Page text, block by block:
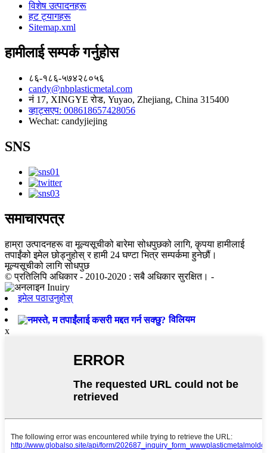
विशेष उत्पादनहरू
हट ट्यागहरू
Sitemap.xml
हामीलाई सम्पर्क गर्नुहोस
८६-१८६-५७४२८०५६
candy@nbplasticmetal.com
नं 17, XINGYE रोड, Yuyao, Zhejiang, China 315400
व्हाट्सएप: 008618657428056
Wechat: candyjiejing
SNS
समाचारपत्र
हाम्रा उत्पादनहरू वा मूल्यसूचीको बारेमा सोधपुछको लागि, कृपया हामीलाई
तपाईंको इमेल छोड्नुहोस् र हामी 24 घण्टा भित्र सम्पर्कमा हुनेछौं।
मूल्यसूचीको लागि सोधपुछ
© प्रतिलिपि अधिकार - 2010-2020 : सबै अधिकार सुरक्षित। -
इमेल पठाउनुहोस्
विलियम
x